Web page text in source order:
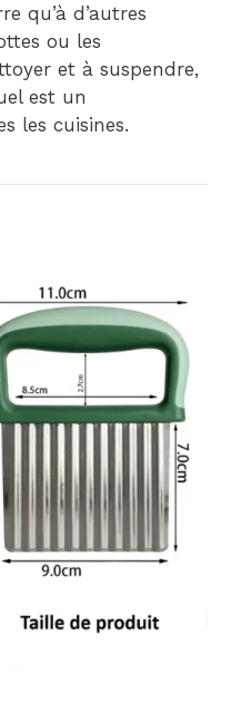
qu’à d’autres
ou les
et à suspendre,
est un
les cuisines.